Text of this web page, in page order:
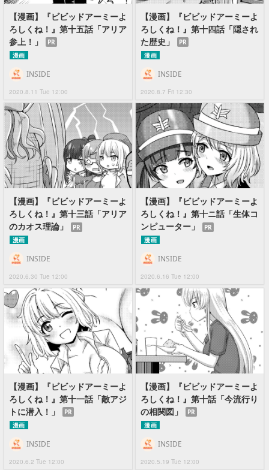
【漫画】『ビビッドアーミーよ
ろしくね！』第十五話「アリア
参上！」
PR
漫画
2020.8.11 Tue 12:00
INSIDE
【漫画】『ビビッドアーミーよ
ろしくね！』第十四話「隠され
た歴史」
PR
漫画
2020.8.7 Fri 12:30
INSIDE
【漫画】『ビビッドアーミーよ
ろしくね！』第十三話「アリア
のカオス理論」
PR
漫画
2020.6.30 Tue 12:00
INSIDE
【漫画】『ビビッドアーミーよ
ろしくね！』第十ニ話「生体コ
ンピューター」
PR
漫画
2020.6.16 Tue 12:00
INSIDE
【漫画】『ビビッドアーミーよ
ろしくね！』第十一話「敵アジ
トに潜入！」
PR
漫画
2020.6.2 Tue 12:00
INSIDE
【漫画】『ビビッドアーミーよ
ろしくね！』第十話「今流行り
の相関図」
PR
漫画
2020.5.19 Tue 12:00
INSIDE